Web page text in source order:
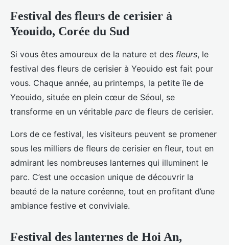
Festival des fleurs de cerisier à
Yeouido, Corée du Sud
Si vous êtes amoureux de la nature et des fleurs, le
festival des fleurs de cerisier à Yeouido est fait pour
vous. Chaque année, au printemps, la petite île de
Yeouido, située en plein cœur de Séoul, se
transforme en un véritable parc de fleurs de cerisier.
Lors de ce festival, les visiteurs peuvent se promener
sous les milliers de fleurs de cerisier en fleur, tout en
admirant les nombreuses lanternes qui illuminent le
parc. C’est une occasion unique de découvrir la
beauté de la nature coréenne, tout en profitant d’une
ambiance festive et conviviale.
Festival des lanternes de Hoi An,